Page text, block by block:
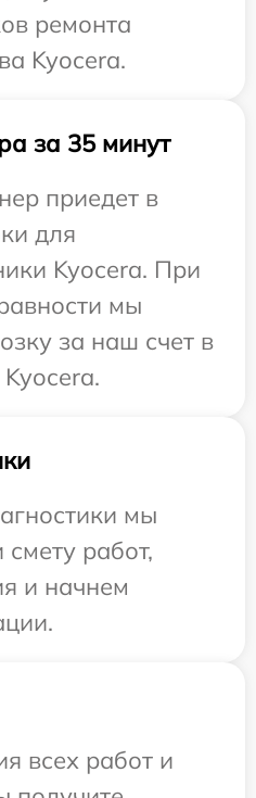
ремонта
Kyocera.
за 35 минут
приедет в
для
Kyocera. При
мы
за наш счет в
мы
работ,
и начнем
всех работ и